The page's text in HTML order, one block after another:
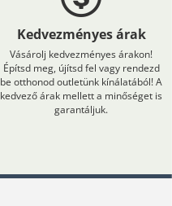
Kedvezményes árak
Vásárolj kedvezményes árakon!
Építsd meg, újítsd fel vagy rendezd
be otthonod outletünk kínálatából! A
kedvező árak mellett a minőséget is
garantáljuk.